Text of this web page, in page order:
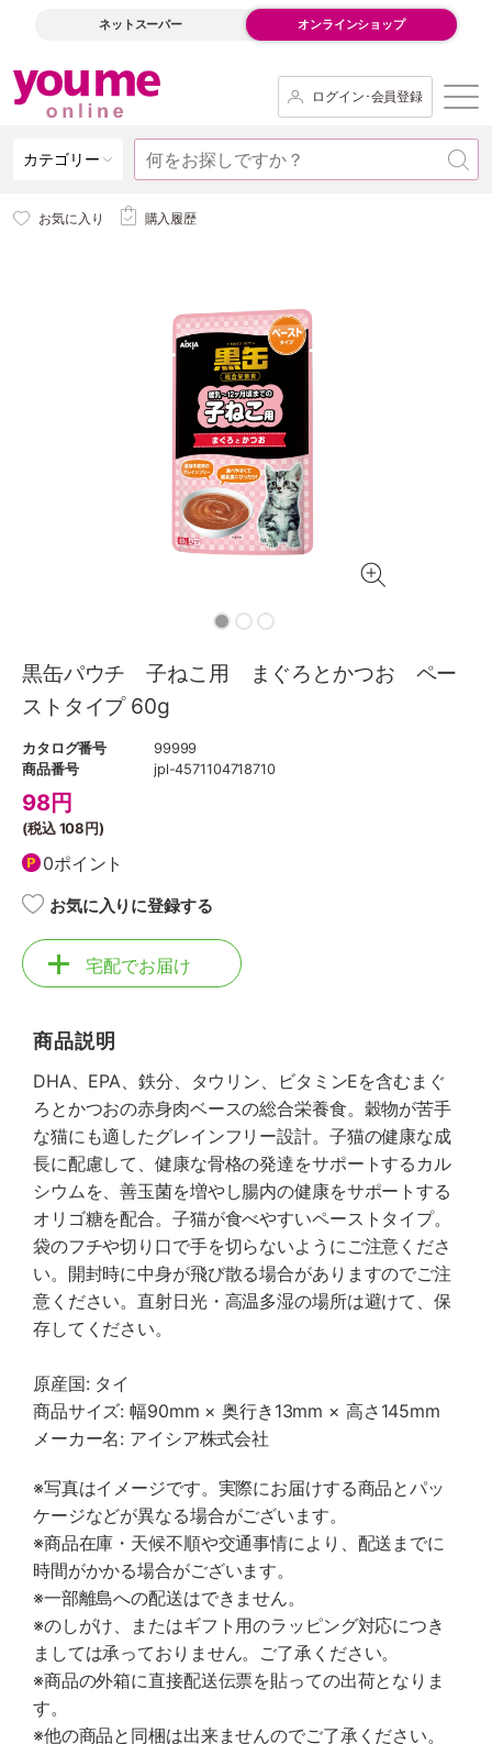
ネットスーパー オンラインショップ
ログイン･会員登録
カテゴリー
お気に入り 購入履歴
黒缶パウチ 子ねこ用 まぐろとかつお ペー
ストタイプ 60g
カタログ番号
99999
商品番号
jpl-4571104718710
98円
(税込108円)
0ポイント
お気に入りに登録する
宅配でお届け
商品説明
DHA、EPA、鉄分、タウリン、ビタミンEを含むまぐ
ろとかつおの赤身肉ベースの総合栄養食。穀物が苦手
な猫にも適したグレインフリー設計。子猫の健康な成
長に配慮して、健康な骨格の発達をサポートするカル
シウムを、善玉菌を増やし腸内の健康をサポートする
オリゴ糖を配合。子猫が食べやすいペーストタイプ。
袋のフチや切り口で手を切らないようにご注意くださ
い。開封時に中身が飛び散る場合がありますのでご注
意ください。直射日光・高温多湿の場所は避けて、保
存してください。
原産国: タイ
商品サイズ: 幅90mm × 奥行き13mm × 高さ145mm
メーカー名: アイシア株式会社
※写真はイメージです。実際にお届けする商品とパッ
ケージなどが異なる場合がございます。
※商品在庫・天候不順や交通事情により、配送までに
時間がかかる場合がございます。
※一部離島への配送はできません。
※のしがけ、またはギフト用のラッピング対応につき
ましては承っておりません。ご了承ください。
※商品の外箱に直接配送伝票を貼っての出荷となりま
す。
※他の商品と同梱は出来ませんのでご了承ください。